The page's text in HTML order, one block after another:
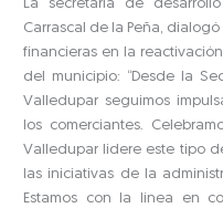
La secretaria de
Carrascal de la Peña,
financieras en la
del municipio: “Desde la
Valledupar seguimos
los comerciantes.
Valledupar lidere este tipo
las iniciativas de la
Estamos con la línea en